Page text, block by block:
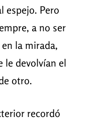
espejo. Pero
a no ser
la mirada,
le devolvían el
otro.
recordó